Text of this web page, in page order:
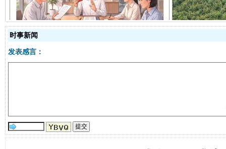
揭开“小金库”的免责幌子
时事新闻
发表感言：